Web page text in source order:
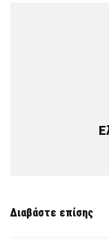
Διαβάστε επίσης